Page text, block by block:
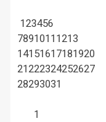
123456
7891011 1213
14151617181920
21222324252627
28293031
1